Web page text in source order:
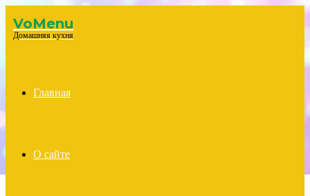
Menu
VoMenu
Домашняя кухня
Главная
О сайте